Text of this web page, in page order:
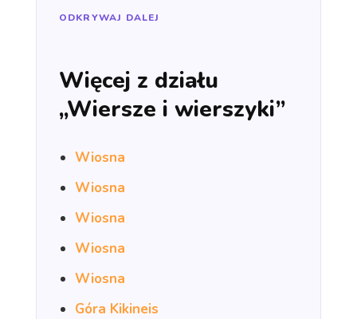
ODKRYWAJ DALEJ
Więcej z działu
„Wiersze i wierszyki”
Wiosna
Wiosna
Wiosna
Wiosna
Wiosna
Góra Kikineis